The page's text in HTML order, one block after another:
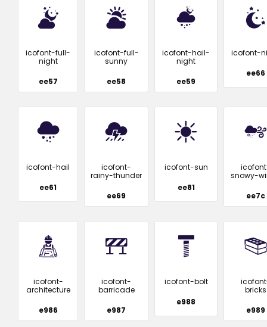
icofont-full-
night
ee57
icofont-full-
sunny
ee58
icofont-hail-
night
ee59
icofont-
ee66
icofont-hail
ee61
icofont-
rainy-thunder
ee69
icofont-sun
ee81
snowy-
ee7c
icofont-
architecture
e986
icofont-
barricade
e987
icofont-bolt
e988
bricks
e989